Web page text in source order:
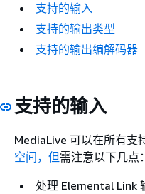
支持的输入
支持的输出类型
支持的输出编解码器
支持的输入
MediaLive 可以在所有支
空间，但需注意以下几点：
处理 Elemental Link